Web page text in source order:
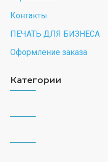
Контакты
ПЕЧАТЬ ДЛЯ БИЗНЕСА
Оформление заказа
Категории